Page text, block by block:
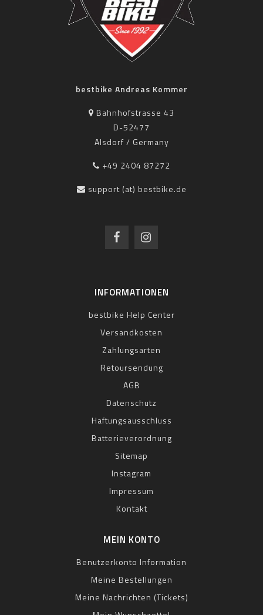
bestbike Andreas Kommer
Bahnhofstrasse 43
D-52477
Alsdorf / Germany
+49 2404 87272
support (at) bestbike.de
INFORMATIONEN
bestbike Help Center
Versandkosten
Zahlungsarten
Retoursendung
AGB
Datenschutz
Haftungsausschluss
Batterieverordnung
Sitemap
Instagram
Impressum
Kontakt
MEIN KONTO
Benutzerkonto Information
Meine Bestellungen
Meine Nachrichten (Tickets)